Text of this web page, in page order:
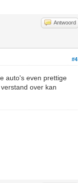
Antwoord
#4
auto's even prettige
over kan